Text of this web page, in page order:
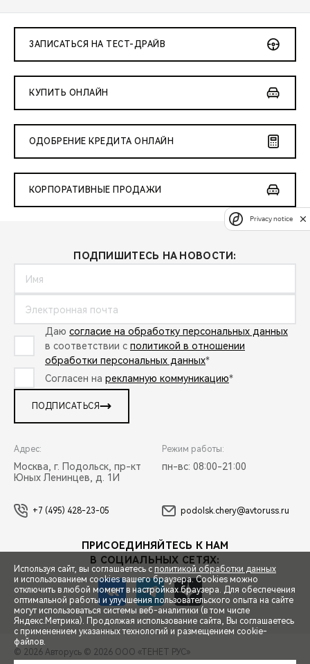
СПЕЦПРЕДЛОЖЕНИЯ
ЗАПИСЬ НА ТЕСТ-ДРАЙВ
ЗАПИСАТЬСЯ НА ТЕСТ-ДРАЙВ
КУПИТЬ ОНЛАЙН
ОДОБРЕНИЕ КРЕДИТА ОНЛАЙН
КОРПОРАТИВНЫЕ ПРОДАЖИ
ПОДПИШИТЕСЬ НА НОВОСТИ:
Даю согласие на обработку персональных данных
в соответствии с политикой в отношении
обработки персональных данных*
Согласен на рекламную коммуникацию*
ПОДПИСАТЬСЯ
Адрес:
Москва, г. Подольск, пр-кт
Юных Ленинцев, д. 1И
Режим работы:
пн-вс: 08:00-21:00
+7 (495) 428-23-05 podolsk.chery@avtoruss.ru
ПРИСОЕДИНЯЙТЕСЬ К НАМ
В СОЦИАЛЬНЫХ СЕТЯХ:
© 2026 Авторусь © 2026 ООО «ТЕНЕТ РУС»
Используя сайт, вы соглашаетесь с политикой обработки данных
и использованием cookies вашего браузера. Cookies можно
отключить в любой момент в настройках браузера. Для обеспечения
оптимальной работы и улучшения пользовательского опыта на сайте
могут использоваться системы веб-аналитики (в том числе
Яндекс.Метрика). Продолжая использование сайта, Вы соглашаетесь
с применением указанных технологий и размещением cookie-
файлов.
Privacy notice